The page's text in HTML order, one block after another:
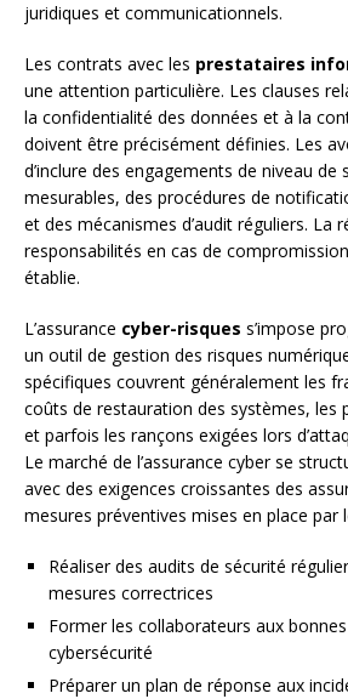
juridiques et communicationnels.
Les contrats avec les prestataires
une attention particulière. Les clauses
la confidentialité des données et à la
doivent être précisément définies. Les
d’inclure des engagements de niveau de
mesurables, des procédures de
et des mécanismes d’audit réguliers. La
responsabilités en cas de
établie.
L’assurance cyber-risques s’impose
un outil de gestion des risques
spécifiques couvrent généralement les
coûts de restauration des systèmes, les
et parfois les rançons exigées lors
Le marché de l’assurance cyber se
avec des exigences croissantes des
mesures préventives mises en place par
Réaliser des audits de sécurité
mesures correctrices
Former les collaborateurs aux
cybersécurité
Préparer un plan de réponse aux